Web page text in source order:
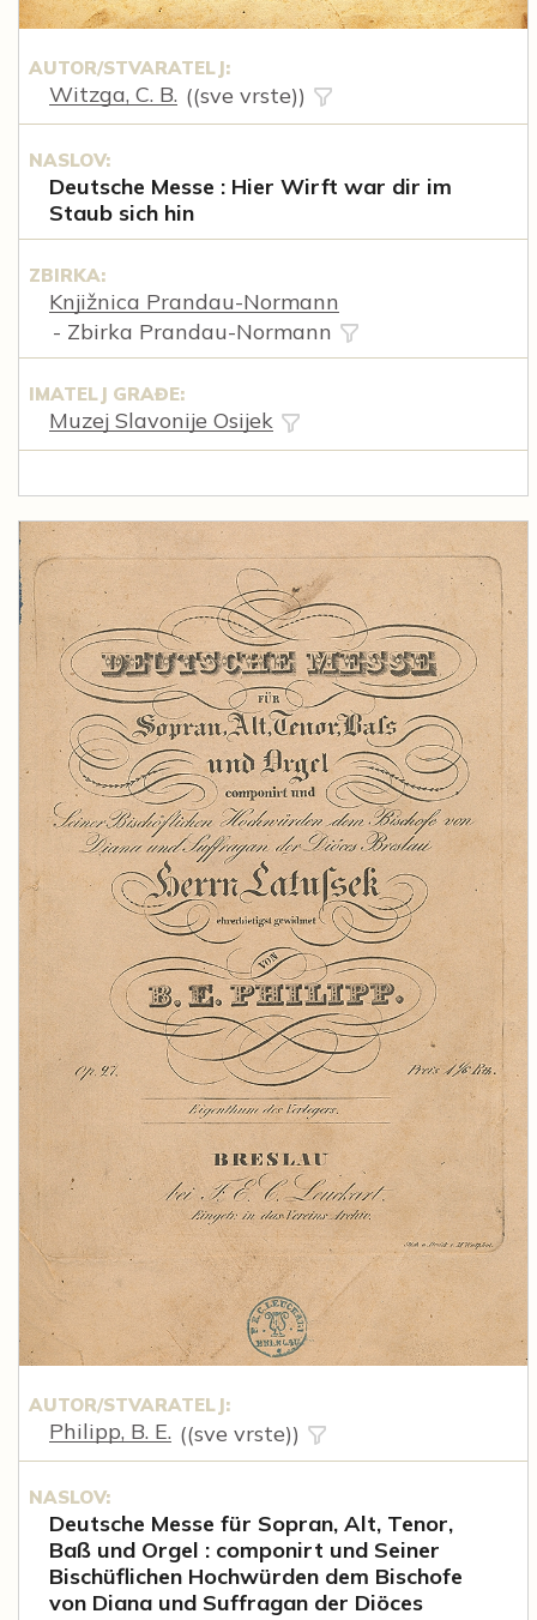
AUTOR/STVARATELJ:
Witzga, C. B. ((sve vrste))
NASLOV:
Deutsche Messe : Hier Wirft war dir im
Staub sich hin
ZBIRKA:
Knjižnica Prandau-Normann
- Zbirka Prandau-Normann
IMATELJ GRAĐE:
Muzej Slavonije Osijek
AUTOR/STVARATELJ:
Philipp, B. E. ((sve vrste))
NASLOV:
Deutsche Messe für Sopran, Alt, Tenor,
Baß und Orgel : componirt und Seiner
Bischüflichen Hochwürden dem Bischofe
von Diana und Suffragan der Diöces